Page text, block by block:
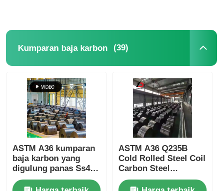
Kumparan baja karbon (39)
ASTM A36 kumparan
baja karbon yang
digulung panas Ss400
S235 S355 Dengan
Sertifikat Mill
ASTM A36 Q235B
Cold Rolled Steel Coil
Carbon Steel
Sertifikasi RoHS